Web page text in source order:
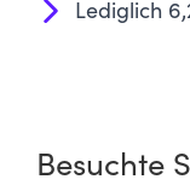
Lediglich
Besuchte